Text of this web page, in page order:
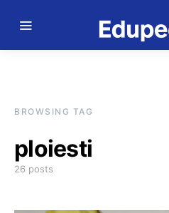
BROWSING TAG
ploiesti
26 posts